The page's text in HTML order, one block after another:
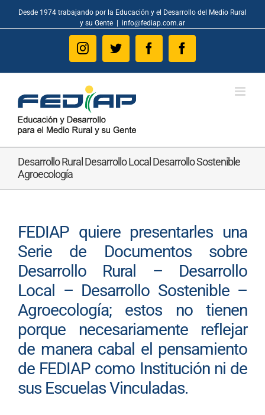
content
Desde 1974 trabajando por la Educación y el Desarrollo del Medio Rural
y su Gente
info@fediap.com.ar
InstagramTwitter Facebook
Desarrollo Rural Desarrollo Local Desarrollo Sostenible
Agroecología
FEDIAP quiere presentarles una
Serie de Documentos sobre
Desarrollo Rural – Desarrollo
Local – Desarrollo Sostenible –
Agroecología; estos no tienen
porque necesariamente reflejar
de manera cabal el pensamiento
de FEDIAP como Institución ni de
sus Escuelas Vinculadas.